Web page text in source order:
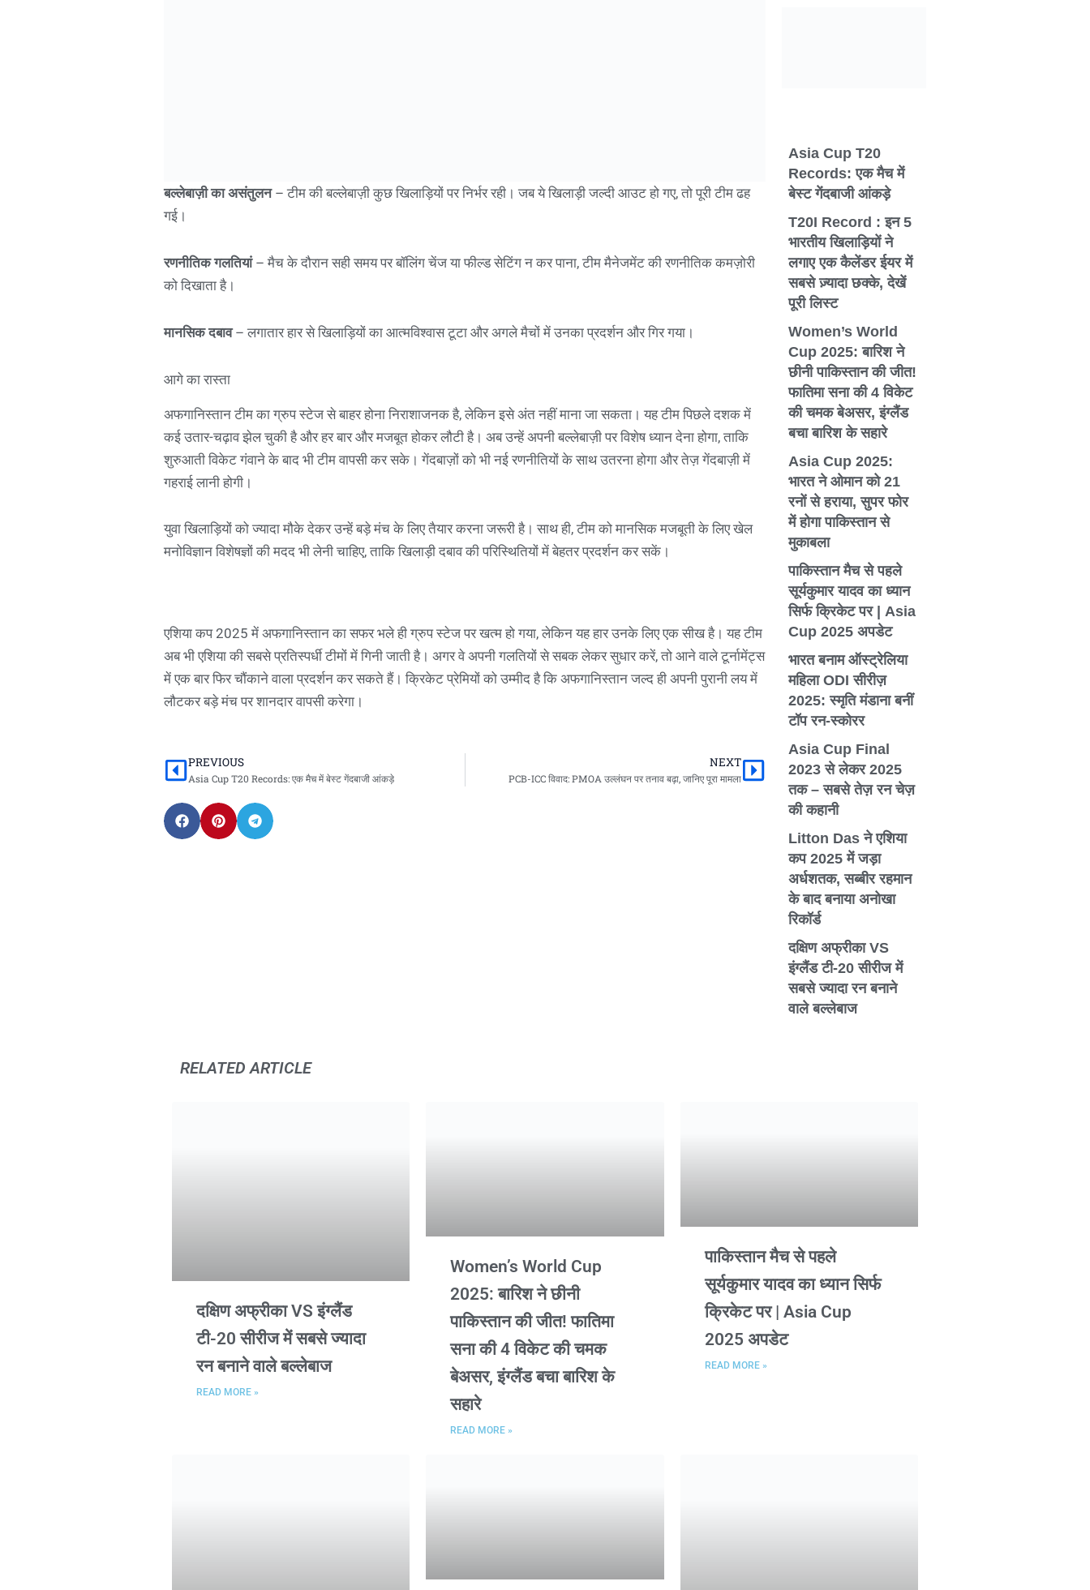
बल्लेबाज़ी का असंतुलन– टीम की बल्लेबाज़ी कुछ खिलाड़ियों पर निर्भर रही। जब ये खिलाड़ी जल्दी आउट हो गए, तो पूरी टीम ढह
गई।
रणनीतिक गलतियां– मैच के दौरान सही समय पर बॉलिंग चेंज या फील्ड सेटिंग न कर पाना, टीम मैनेजमेंट की रणनीतिक कमज़ोरी
को दिखाता है।
मानसिक दबाव– लगातार हार से खिलाड़ियों का आत्मविश्वास टूटा और अगले मैचों में उनका प्रदर्शन और गिर गया।
आगे का रास्ता
अफगानिस्तान टीम का ग्रुप स्टेज से बाहर होना निराशाजनक है, लेकिन इसे अंत नहीं माना जा सकता। यह टीम पिछले दशक में
कई उतार-चढ़ाव झेल चुकी है और हर बार और मजबूत होकर लौटी है। अब उन्हें अपनी बल्लेबाज़ी पर विशेष ध्यान देना होगा, ताकि
शुरुआती विकेट गंवाने के बाद भी टीम वापसी कर सके। गेंदबाज़ों को भी नई रणनीतियों के साथ उतरना होगा और तेज़ गेंदबाज़ी में
गहराई लानी होगी।
युवा खिलाड़ियों को ज्यादा मौके देकर उन्हें बड़े मंच के लिए तैयार करना जरूरी है। साथ ही, टीम को मानसिक मजबूती के लिए खेल
मनोविज्ञान विशेषज्ञों की मदद भी लेनी चाहिए, ताकि खिलाड़ी दबाव की परिस्थितियों में बेहतर प्रदर्शन कर सकें।
एशिया कप 2025 में अफगानिस्तान का सफर भले ही ग्रुप स्टेज पर खत्म हो गया, लेकिन यह हार उनके लिए एक सीख है। यह टीम
अब भी एशिया की सबसे प्रतिस्पर्धी टीमों में गिनी जाती है। अगर वे अपनी गलतियों से सबक लेकर सुधार करें, तो आने वाले टूर्नामेंट्स
में एक बार फिर चौंकाने वाला प्रदर्शन कर सकते हैं। क्रिकेट प्रेमियों को उम्मीद है कि अफगानिस्तान जल्द ही अपनी पुरानी लय में
लौटकर बड़े मंच पर शानदार वापसी करेगा।
PrevPREVIOUS
Asia Cup T20 Records: एक मैच में बेस्ट गेंदबाजी आंकड़े
NEXT
PCB-ICC विवाद: PMOA उल्लंघन पर तनाव बढ़ा, जानिए पूरा मामलाNext
Asia Cup T20
Records: एक मैच में
बेस्ट गेंदबाजी आंकड़े
T20I Record : इन 5
भारतीय खिलाड़ियों ने
लगाए एक कैलेंडर ईयर में
सबसे ज़्यादा छक्के, देखें
पूरी लिस्ट
Women’s World
Cup 2025: बारिश ने
छीनी पाकिस्तान की जीत!
फातिमा सना की 4 विकेट
की चमक बेअसर, इंग्लैंड
बचा बारिश के सहारे
Asia Cup 2025:
भारत ने ओमान को 21
रनों से हराया, सुपर फोर
में होगा पाकिस्तान से
मुकाबला
पाकिस्तान मैच से पहले
सूर्यकुमार यादव का ध्यान
सिर्फ क्रिकेट पर | Asia
Cup 2025 अपडेट
भारत बनाम ऑस्ट्रेलिया
महिला ODI सीरीज़
2025: स्मृति मंडाना बनीं
टॉप रन-स्कोरर
Asia Cup Final
2023 से लेकर 2025
तक – सबसे तेज़ रन चेज़
की कहानी
Litton Das ने एशिया
कप 2025 में जड़ा
अर्धशतक, सब्बीर रहमान
के बाद बनाया अनोखा
रिकॉर्ड
दक्षिण अफ्रीका VS
इंग्लैंड टी-20 सीरीज में
सबसे ज्यादा रन बनाने
वाले बल्लेबाज
RELATED ARTICLE
दक्षिण अफ्रीका VS इंग्लैंड
टी-20 सीरीज में सबसे ज्यादा
रन बनाने वाले बल्लेबाज
READ MORE »
Women’s World Cup
2025: बारिश ने छीनी
पाकिस्तान की जीत! फातिमा
सना की 4 विकेट की चमक
बेअसर, इंग्लैंड बचा बारिश के
सहारे
READ MORE »
पाकिस्तान मैच से पहले
सूर्यकुमार यादव का ध्यान सिर्फ
क्रिकेट पर | Asia Cup
2025 अपडेट
READ MORE »